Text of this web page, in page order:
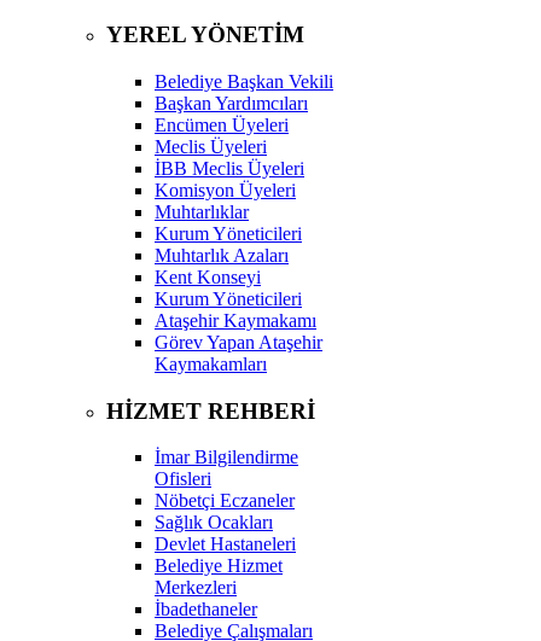
YEREL YÖNETİM
Belediye Başkan Vekili
Başkan Yardımcıları
Encümen Üyeleri
Meclis Üyeleri
İBB Meclis Üyeleri
Komisyon Üyeleri
Muhtarlıklar
Kurum Yöneticileri
Muhtarlık Azaları
Kent Konseyi
Kurum Yöneticileri
Ataşehir Kaymakamı
Görev Yapan Ataşehir
Kaymakamları
HİZMET REHBERİ
İmar Bilgilendirme
Ofisleri
Nöbetçi Eczaneler
Sağlık Ocakları
Devlet Hastaneleri
Belediye Hizmet
Merkezleri
İbadethaneler
Belediye Çalışmaları